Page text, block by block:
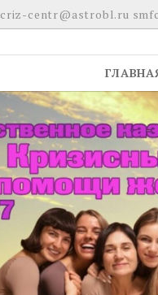
criz-centr@astrobl.ru